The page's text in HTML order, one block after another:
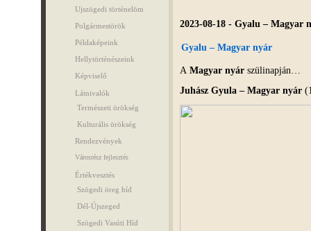
Ujszögedi történelöm
Polgármestörök
Példaképeink
Hellytörténészeink
Képviselő
Látnivalók
Természeti örökség
Kulturális örökség
Rendezvények
Városrész fejlesztés
Értékvesztés
Szögedi öreg híd
Dél-Újszeged
Szögedi Vasúti Híd
2023-08-18 - Gyalu – Magyar
Gyalu – Magyar nyár
A Magyar nyárszülinapján…
Juhász Gyula – Magyar nyár